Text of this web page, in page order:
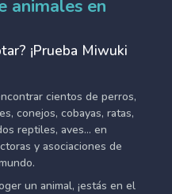
animales en
¡Prueba Miwuki
cientos de perros,
conejos, cobayas, ratas,
reptiles, aves... en
y asociaciones de
un animal, ¡estás en el